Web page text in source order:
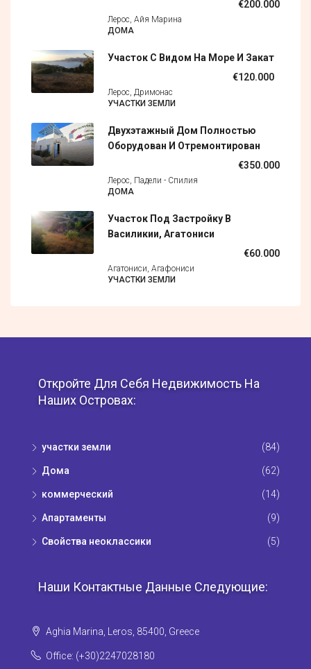
€200.000
Лерос, Айя Марина
ДОМА
Участок С Видом На Море И Закат
€120.000
Лерос, Дримонас
УЧАСТКИ ЗЕМЛИ
Двухэтажный Дом Полностью
Оборудован И Отремонтирован
€350.000
Лерос, Падели - Спилия
ДОМА
Участок Под Застройку В
Василикии, Агатониси
€60.000
Агатониси, Агафониси
УЧАСТКИ ЗЕМЛИ
Откройте Для Себя Недвижимость На
Наших Островах:
участки земли (84)
Дома (62)
коммерческий (14)
Апартаменты (9)
Свойства неоклассики (5)
Наши Контактные Данные Следующие:
Aghia Marina, Leros, 85400, Greece
Office: (+30)2247028180